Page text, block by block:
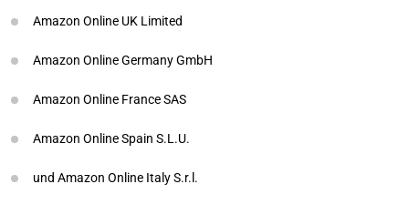
Amazon Online UK Limited
Amazon Online Germany GmbH
Amazon Online France SAS
Amazon Online Spain S.L.U.
und Amazon Online Italy S.r.l.